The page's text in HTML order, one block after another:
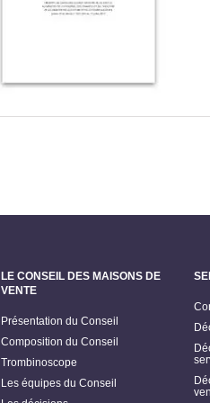
LE CONSEIL DES MAISONS DE
VENTE
Présentation du Conseil
Composition du Conseil
Trombinoscope
Les équipes du Conseil